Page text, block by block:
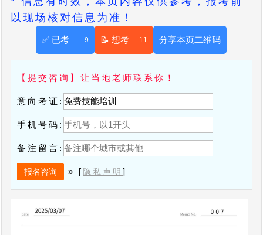
以现场核对信息为准！
9
✅ 已考 11
📝 想考 分享本页二维码
【提交咨询】让当地老师联系你！
意向考证:
手机号码:
备注留言:
» [隐私声明]